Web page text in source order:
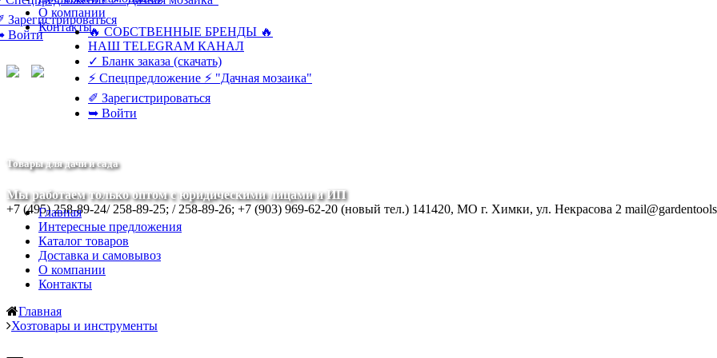
Зарегистрироваться
Войти
О компании
Контакты🔥 СОБСТВЕННЫЕ БРЕНДЫ 🔥
НАШ TELEGRAM КАНАЛ
✓ Бланк заказа (скачать)
⚡ Спецпредложение ⚡ "Дачная мозаика"
✐ Зарегистрироваться
➥ Войти
Товары для дачи и сада
Мы работаем только оптом с юридическими лицами и ИП
+7 (495) 258-89-24/ 258-89-25; / 258-89-26; +7 (903) 969-62-20 (новый тел.) 141420, МО г. Химки, ул. Некрасова 2
Главная
Интересные предложения
Каталог товаров
Доставка и самовывоз
О компании
Контакты
Главная
Хозтовары и инструменты